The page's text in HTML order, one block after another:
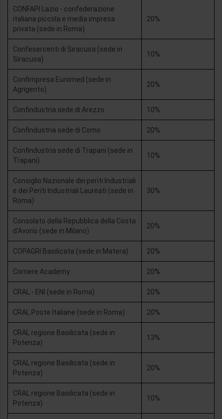
CONFAPI Lazio - confederazione
italiana piccola e media impresa
privata (sede in Roma)
20%
Confesercenti di Siracusa (sede in
Siracusa)
10%
Confimpresa Euromed (sede in
Agrigento)
20%
Confindustria sede di Arezzo 10%
Confindustria sede di Como 20%
Confindustria sede di Trapani (sede in
Trapani)
10%
Consiglio Nazionale dei periti Industriali
e dei Periti Industriali Laureati (sede in
Roma)
30%
Consolato della Repubblica della Costa
d’Avorio (sede in Milano)
20%
COPAGRI Basilicata (sede in Matera) 20%
Corriere Academy 20%
CRAL - ENI (sede in Roma) 20%
CRAL Poste Italiane (sede in Roma) 20%
CRAL regione Basilicata (sede in
Potenza)
13%
CRAL regione Basilicata (sede in
Potenza)
20%
CRAL regione Basilicata (sede in
Potenza)
10%